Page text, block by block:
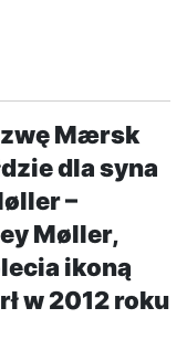
Mærsk
dla syna
–
Møller,
ikoną
w 2012 roku